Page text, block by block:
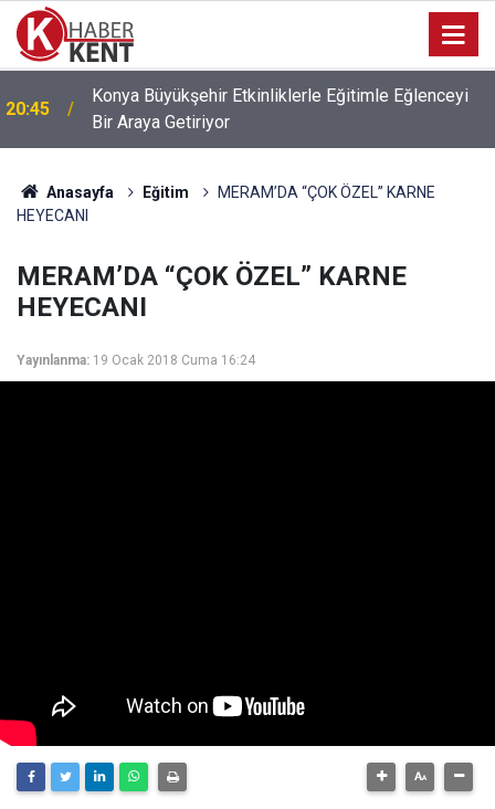
20:27
Başkan Öztürk: “Konya Sanayisi Bugün Yüksek
Rekabet Gücüne Sahip”
Anasayfa Eğitim
MERAM’DA “ÇOK ÖZEL” KARNE
HEYECANI
MERAM’DA “ÇOK ÖZEL” KARNE
HEYECANI
Yayınlanma: 19 Ocak 2018 Cuma 16:24